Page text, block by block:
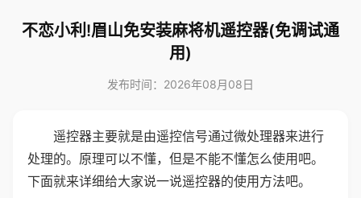
不恋小利!眉山免安装麻将机遥控器(免调试通
用)
发布时间：2026年08月08日
遥控器主要就是由遥控信号通过微处理器来进行
处理的。原理可以不懂，但是不能不懂怎么使用吧。
下面就来详细给大家说一说遥控器的使用方法吧。